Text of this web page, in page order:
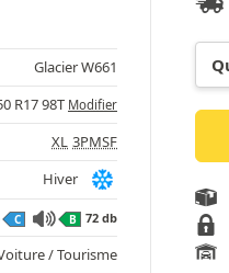
Glacier W661
R17 98T Modifier
XL 3PMSF
Hiver
C B 72 db
/ Tourisme